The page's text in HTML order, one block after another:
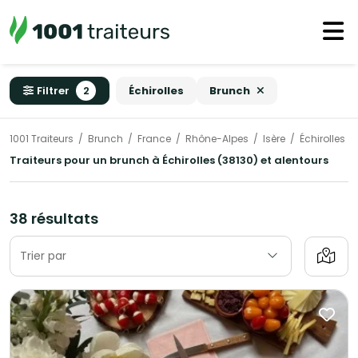
Filtrer 2 Échirolles Brunch
1001 Traiteurs Brunch France Rhône-Alpes Isère Échirolles
Traiteurs pour un brunch à Échirolles (38130) et alentours
38 résultats
Trier par